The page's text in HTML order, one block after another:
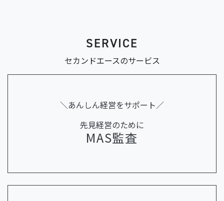
SERVICE
セカンドエースのサービス
＼あんしん経営をサポート／
先見経営のために
MAS監査